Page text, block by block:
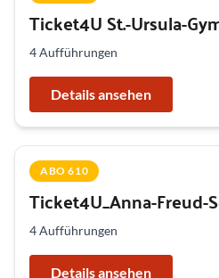
Ticket4U St.-Ursula-
4 Aufführungen
Details ansehen
ABO 610
Ticket4U_Anna-Freud-
4 Aufführungen
Details ansehen